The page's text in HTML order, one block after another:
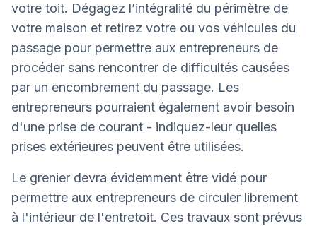
votre toit. Dégagez l’intégralité du périmètre de
votre maison et retirez votre ou vos véhicules du
passage pour permettre aux entrepreneurs de
procéder sans rencontrer de difficultés causées
par un encombrement du passage. Les
entrepreneurs pourraient également avoir besoin
d'une prise de courant - indiquez-leur quelles
prises extérieures peuvent être utilisées.
Le grenier devra évidemment être vidé pour
permettre aux entrepreneurs de circuler librement
à l'intérieur de l'entretoit. Ces travaux sont prévus